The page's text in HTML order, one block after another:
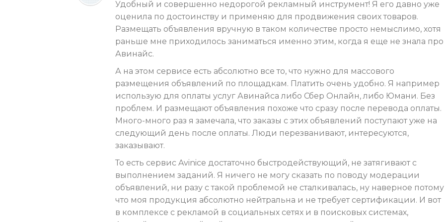
Удобный и совершенно недорогой рекламный инструмент! Я его давно уже
оценила по достоинству и применяю для продвижения своих товаров.
Размещать объявления вручную в таком количестве просто немыслимо, хотя
раньше мне приходилось заниматься именно этим, когда я еще не знала про
Авинайс.
А на этом сервисе есть абсолютно все то, что нужно для массового
размещения объявлений по площадкам. Платить очень удобно. Я например
использую для оплаты услуг Авинайса либо Сбер Онлайн, либо Юмани. Без
проблем. И размещают объявления похоже что сразу после перевода оплаты.
Много-много раз я замечала, что заказы с этих объявлений поступают уже на
следующий день после оплаты. Люди перезванивают, интересуются,
заказывают.
То есть сервис Avinice достаточно быстродействующий, не затягивают с
выполнением заданий. Я ничего не могу сказать по поводу модерации
объявлений, ни разу с такой проблемой не сталкивалась, ну наверное потому
что моя продукция абсолютно нейтральна и не требует сертификации. И вот
в комплексе с рекламой в социальных сетях и в поисковых системах,